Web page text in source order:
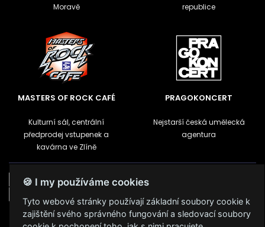
Moravě
republice
MASTERS OF ROCK CAFÉ
Kulturní sál, centrální
předprodej vstupenek a
kavárna ve Zlíně
PRAGOKONCERT
Nejstarší česká umělecká
agentura
Podmínky užití 🍪 Změnit nastavení cookies.
🍪 I my používáme cookies
Tyto webové stránky používají základní soubory cookie k
zajištění svého správného fungování a sledovací soubory